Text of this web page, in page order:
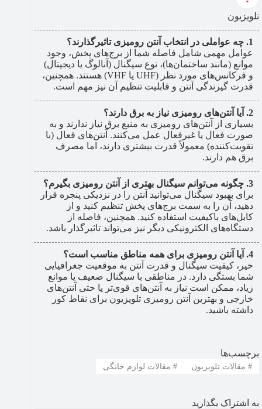
تلویزیون
چه عواملی در انتخاب آنتن رومیزی تاثیرگذارند؟
عوامل مهمی شامل فاصله شما از برج‌های پخش، وجود
موانع (مانند ساختمان‌ها)، نوع سیگنال (آنالوگ یا دیجیتال)
و فرکانس‌های مورد نظر (UHF یا VHF) هستند. همچنین،
قدرت گیرندگی آنتن و قابلیت تنظیم آن نیز مهم است.
آیا آنتن‌های رومیزی نیاز به برق دارند؟
بسیاری از آنتن‌های رومیزی به منبع برق نیاز ندارند و به
صورت فعال یا غیرفعال عمل می‌کنند. آنتن‌های فعال (با
تقویت‌کننده) معمولاً قدرت بیشتری دارند، اما مصرف
برق هم دارند.
چگونه می‌توانم سیگنال بهتری از آنتن رومیزی بگیرم؟
برای بهبود سیگنال می‌توانید آنتن را در نزدیکی پنجره قرار
دهید، آن را به سمت برج‌های پخش تنظیم کنید و از
کابل‌های باکیفیت استفاده کنید. همچنین، فاصله از
دستگاه‌های الکترونیکی دیگر نیز می‌تواند تاثیرگذار باشد.
آیا آنتن رومیزی برای همه مناطق مناسب است؟
خیر، کیفیت سیگنال و قدرت آنتن به موقعیت جغرافیایی
شما بستگی دارد. در مناطقی با سیگنال ضعیف یا موانع
زیاد، ممکن است نیاز به آنتن‌های قوی‌تر یا حتی آنتن‌های
خارجی و بهترین آنتن رومیزی تلویزیون برای نقاط کور
داشته باشید.
برچسب‌ها
#مقالات تلویزیون #مقالات لوازم خانگی
به اشتراک بگذارید